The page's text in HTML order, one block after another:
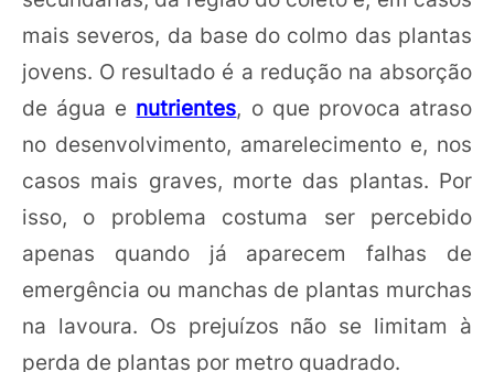
mais severos, da base do colmo das plantas
jovens. O resultado é a redução na absorção
de água e nutrientes, o que provoca atraso
no desenvolvimento, amarelecimento e, nos
casos mais graves, morte das plantas. Por
isso, o problema costuma ser percebido
apenas quando já aparecem falhas de
emergência ou manchas de plantas murchas
na lavoura. Os prejuízos não se limitam à
perda de plantas por metro quadrado.